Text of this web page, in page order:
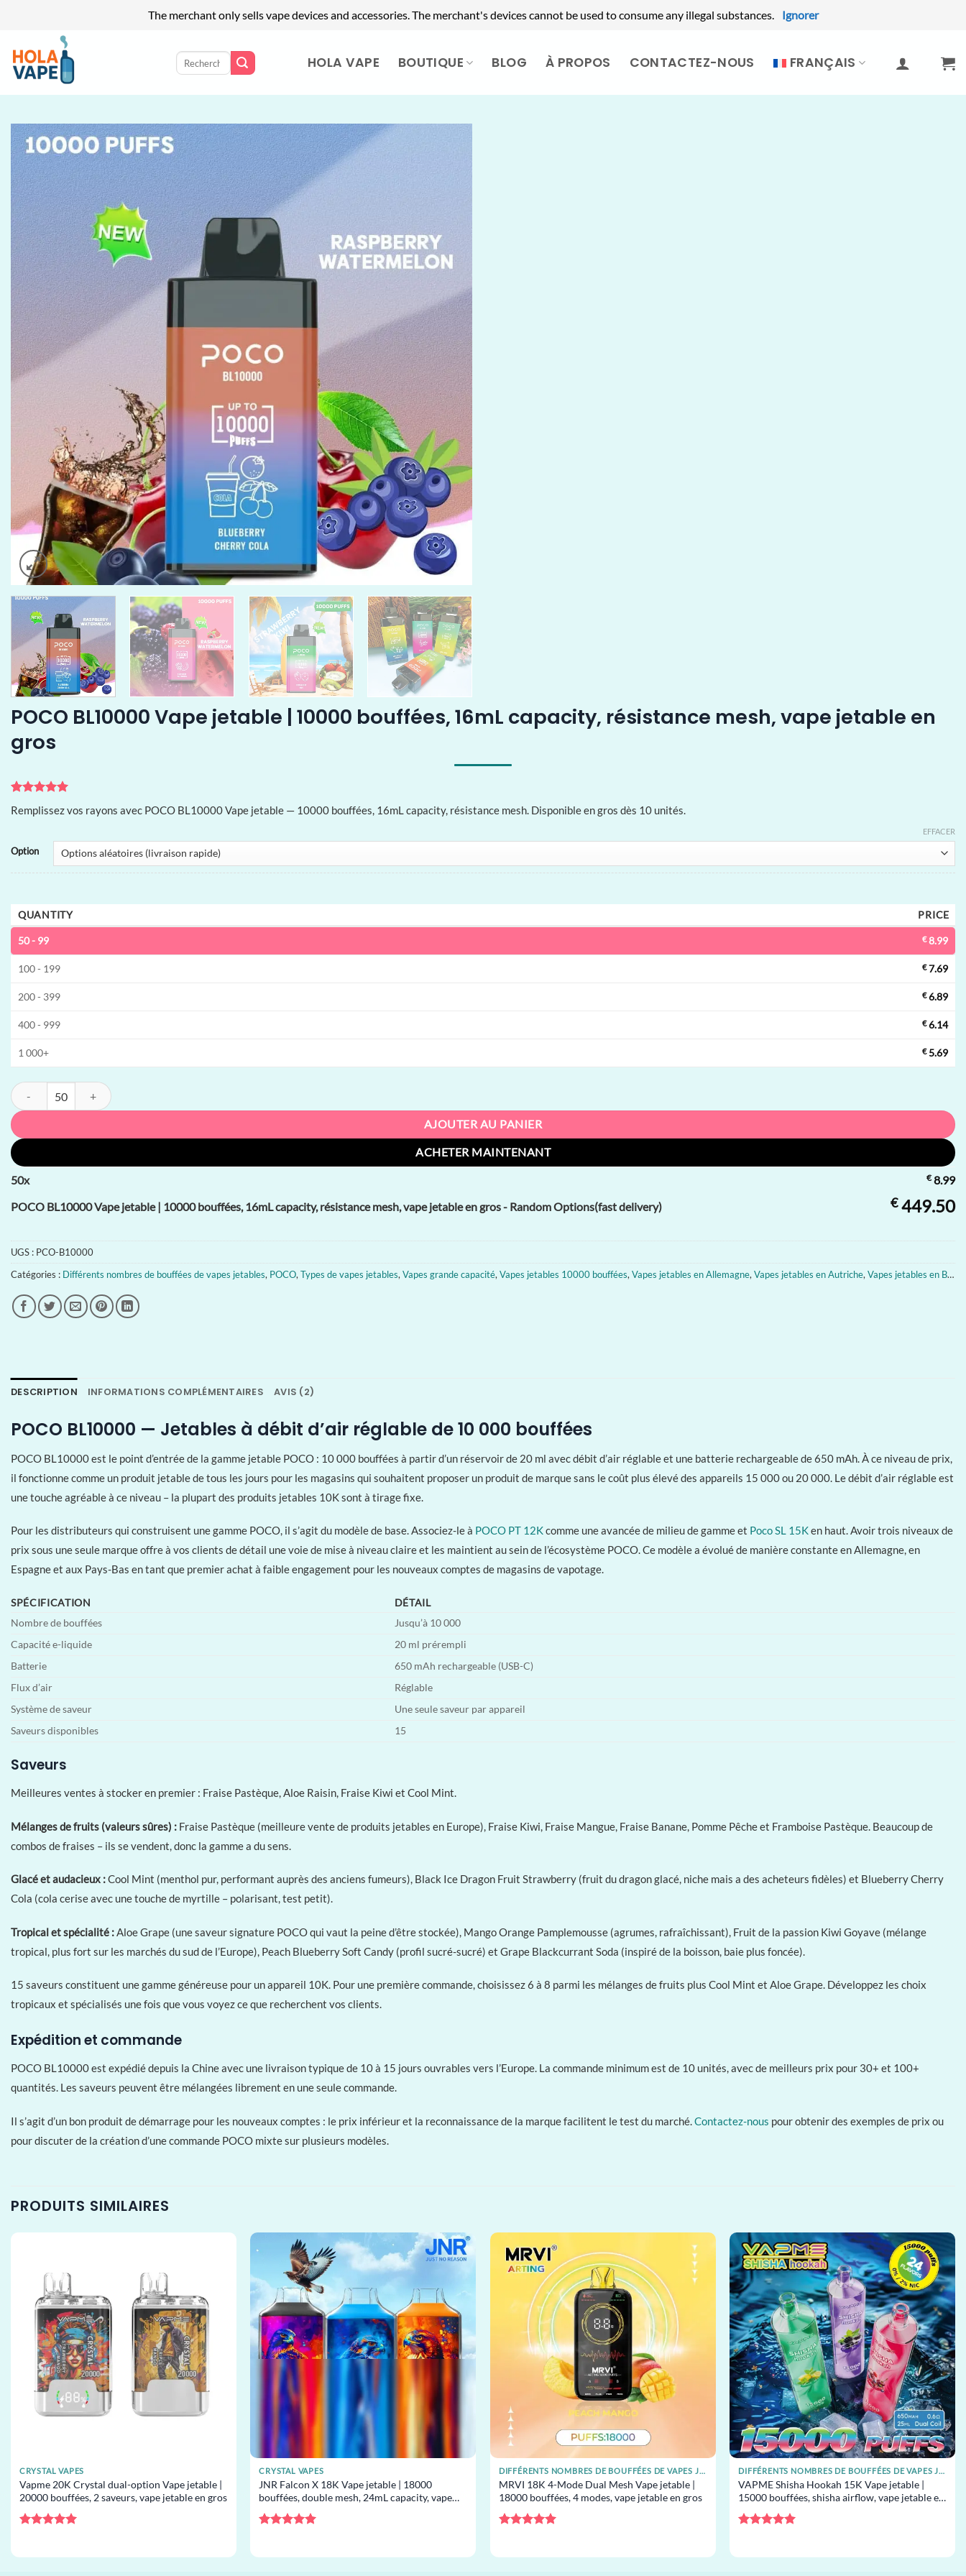
The merchant only sells vape devices and accessories. The merchant's devices cannot be used to consume any illegal substances.
Ignorer
contenu
Recherche
pour :
HOLA VAPE BOUTIQUE BLOG À PROPOS CONTACTEZ-NOUS FRANÇAIS
POCO BL10000 Vape jetable | 10000 bouffées, 16mL capacity, résistance mesh, vape jetable en
gros
Noté 5
5 basé sur
2
Remplissez vos rayons avec POCO BL10000 Vape jetable — 10000 bouffées, 16mL capacity, résistance mesh. Disponible en gros dès 10 unités.
Option
EFFACER
QUANTITY PRICE
50 - 99 €8.99
100 - 199 €7.69
200 - 399 €6.89
400 - 999 €6.14
1 000+ €5.69
quantité de POCO BL10000 Vape jetable | 10000 bouffées, 16mL capacity, résistance mesh, vape jetable en gros
AJOUTER AU PANIER
ACHETER MAINTENANT
50x €8.99
POCO BL10000 Vape jetable | 10000 bouffées, 16mL capacity, résistance mesh, vape jetable en gros - Random Options(fast delivery)
€449.50
UGS : PCO-B10000
Catégories : Différents nombres de bouffées de vapes jetables, POCO, Types de vapes jetables, Vapes grande capacité, Vapes jetables 10000 bouffées, Vapes jetables en Allemagne, Vapes jetables en Autriche, Vapes jetables en Belgique
DESCRIPTION INFORMATIONS COMPLÉMENTAIRES AVIS (2)
POCO BL10000 — Jetables à débit d’air réglable de 10 000 bouffées
POCO BL10000 est le point d’entrée de la gamme jetable POCO : 10 000 bouffées à partir d’un réservoir de 20 ml avec débit d’air réglable et une batterie rechargeable de 650 mAh. À ce niveau de prix,
il fonctionne comme un produit jetable de tous les jours pour les magasins qui souhaitent proposer un produit de marque sans le coût plus élevé des appareils 15 000 ou 20 000. Le débit d’air réglable est
une touche agréable à ce niveau – la plupart des produits jetables 10K sont à tirage fixe.
Pour les distributeurs qui construisent une gamme POCO, il s’agit du modèle de base. Associez-le à POCO PT 12Kcomme une avancée de milieu de gamme et Poco SL 15Ken haut. Avoir trois niveaux de
prix sous une seule marque offre à vos clients de détail une voie de mise à niveau claire et les maintient au sein de l’écosystème POCO. Ce modèle a évolué de manière constante en Allemagne, en
Espagne et aux Pays-Bas en tant que premier achat à faible engagement pour les nouveaux comptes de magasins de vapotage.
SPÉCIFICATION
DÉTAIL
Nombre de bouffées
Jusqu’à 10 000
Capacité e-liquide
20 ml prérempli
Batterie
650 mAh rechargeable (USB-C)
Flux d’air
Réglable
Système de saveur
Une seule saveur par appareil
Saveurs disponibles
15
Saveurs
Meilleures ventes à stocker en premier : Fraise Pastèque, Aloe Raisin, Fraise Kiwi et Cool Mint.
Mélanges de fruits (valeurs sûres) : Fraise Pastèque (meilleure vente de produits jetables en Europe), Fraise Kiwi, Fraise Mangue, Fraise Banane, Pomme Pêche et Framboise Pastèque. Beaucoup de
combos de fraises – ils se vendent, donc la gamme a du sens.
Glacé et audacieux :Cool Mint (menthol pur, performant auprès des anciens fumeurs), Black Ice Dragon Fruit Strawberry (fruit du dragon glacé, niche mais a des acheteurs fidèles) et Blueberry Cherry
Cola (cola cerise avec une touche de myrtille – polarisant, test petit).
Tropical et spécialité :Aloe Grape (une saveur signature POCO qui vaut la peine d’être stockée), Mango Orange Pamplemousse (agrumes, rafraîchissant), Fruit de la passion Kiwi Goyave (mélange
tropical, plus fort sur les marchés du sud de l’Europe), Peach Blueberry Soft Candy (profil sucré-sucré) et Grape Blackcurrant Soda (inspiré de la boisson, baie plus foncée).
15 saveurs constituent une gamme généreuse pour un appareil 10K. Pour une première commande, choisissez 6 à 8 parmi les mélanges de fruits plus Cool Mint et Aloe Grape. Développez les choix
tropicaux et spécialisés une fois que vous voyez ce que recherchent vos clients.
Expédition et commande
POCO BL10000 est expédié depuis la Chine avec une livraison typique de 10 à 15 jours ouvrables vers l’Europe. La commande minimum est de 10 unités, avec de meilleurs prix pour 30+ et 100+
quantités. Les saveurs peuvent être mélangées librement en une seule commande.
Il s’agit d’un bon produit de démarrage pour les nouveaux comptes : le prix inférieur et la reconnaissance de la marque facilitent le test du marché. Contactez-nous pour obtenir des exemples de prix ou
pour discuter de la création d’une commande POCO mixte sur plusieurs modèles.
PRODUITS SIMILAIRES
CRYSTAL VAPES
Vapme 20K Crystal dual-option Vape jetable |
20000 bouffées, 2 saveurs, vape jetable en gros
CRYSTAL VAPES
JNR Falcon X 18K Vape jetable | 18000
bouffées, double mesh, 24mL capacity, vape
jetable en gros
DIFFÉRENTS NOMBRES DE BOUFFÉES DE VAPES JETABLES
MRVI 18K 4-Mode Dual Mesh Vape jetable |
18000 bouffées, 4 modes, vape jetable en gros
DIFFÉRENTS NOMBRES DE BOUFFÉES DE VAPES JETABLES
VAPME Shisha Hookah 15K Vape jetable |
15000 bouffées, shisha airflow, vape jetable en
gros